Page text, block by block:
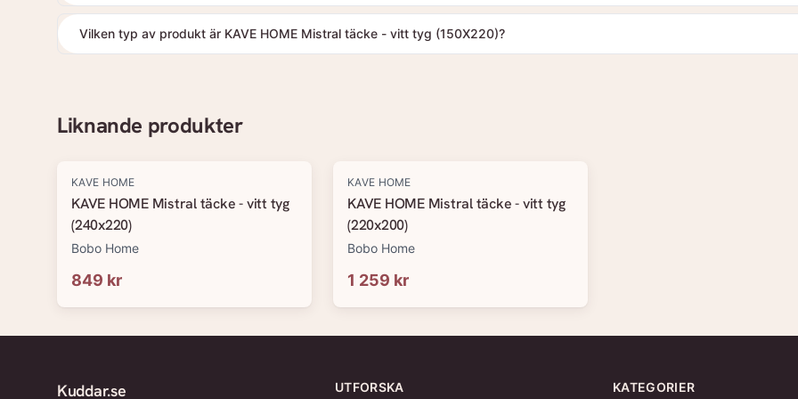
Vilken typ av produkt är KAVE HOME Mistral täcke - vitt tyg (150X220)?
Liknande produkter
KAVE HOME
KAVE HOME Mistral täcke - vitt tyg
(240x220)
Bobo Home
849 kr
KAVE HOME
KAVE HOME Mistral täcke - vitt tyg
(220x200)
Bobo Home
1 259 kr
Kuddar.se UTFORSKA KATEGORIER